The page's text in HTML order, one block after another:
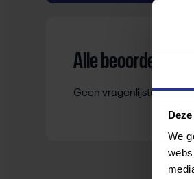
We
Alle beoordelingen
Geen vragenlijsten